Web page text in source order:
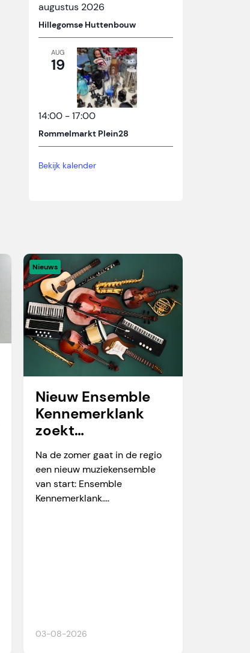
augustus 2026
Hillegomse Huttenbouw
AUG
19
14:00 -17:00
Rommelmarkt Plein28
Bekijk kalender
Nieuws
03-08-2026
Nieuw Ensemble
Kennemerklank
zoekt
amateurmuzikante
n
Na de zomer gaat in de regio
een nieuw muziekensemble
van start: Ensemble
Kennemerklank....